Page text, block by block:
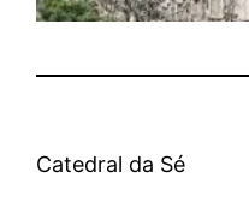
Catedral da Sé